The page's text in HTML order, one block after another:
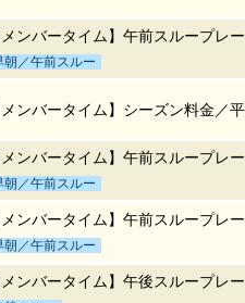
メンバータイム】午前スループレ
朝／午前スルー
メンバータイム】シーズン料金／
メンバータイム】午前スループレ
朝／午前スルー
メンバータイム】午前スループレ
朝／午前スルー
メンバータイム】午後スループレ